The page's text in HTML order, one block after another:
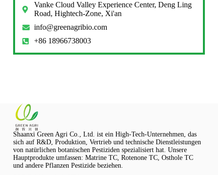
Vanke Cloud Valley Experience Center, Deng Ling
Road, Hightech-Zone, Xi'an
info@greenagribio.com
+86 18966738003
Shaanxi Green Agri Co., Ltd. ist ein High-Tech-Unternehmen, das
sich auf R&D, Produktion, Vertrieb und technische Dienstleistungen
von natürlichen botanischen Pestiziden spezialisiert hat. Unsere
Hauptprodukte umfassen: Matrine TC, Rotenone TC, Osthole TC
und andere Pflanzen Pestizide beziehen.